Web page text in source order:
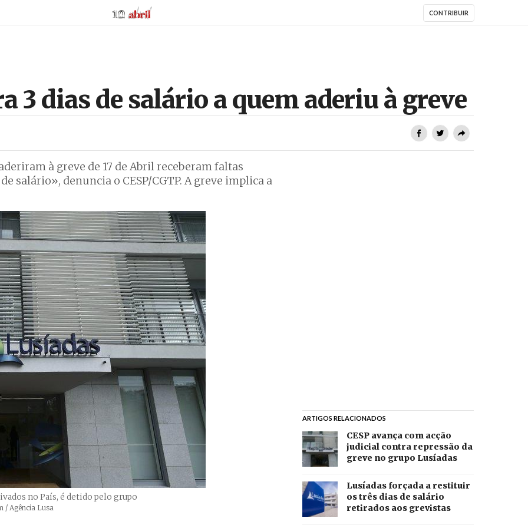
AbrilAbril CONTRIBUIR
3 dias de salário a quem aderiu à greve
à greve de 17 de Abril receberam faltas
salário», denuncia o CESP/CGTP. A greve implica a
no País, é detido pelo grupo
/ Agência Lusa
ARTIGOS RELACIONADOS
CESP avança com acção
judicial contra repressão da
greve no grupo Lusíadas
Lusíadas forçada a restituir
os três dias de salário
retirados aos grevistas